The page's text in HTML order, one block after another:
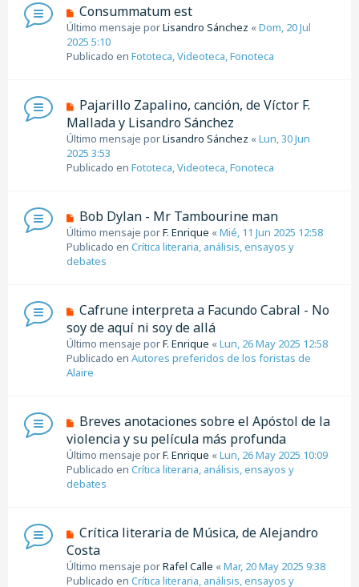
n
s
a
j
N
u
e
v
n
s
a
j
e
Consummatum est
Último mensaje porLisandro Sánchez «Dom, 20 Jul
2025 5:10
Publicado en Fototeca, Videoteca, Fonoteca
N
u
e
v
o
m
a
j
e
Pajarillo Zapalino, canción, de Víctor F.
Mallada y Lisandro Sánchez
Último mensaje porLisandro Sánchez «Lun, 30 Jun
2025 3:53
Publicado en Fototeca, Videoteca, Fonoteca
N
u
e
v
n
s
a
j
e
Bob Dylan - Mr Tambourine man
Último mensaje porF. Enrique «Mié, 11 Jun 2025 12:58
Publicado en Crítica literaria, análisis, ensayos y
debates
N
e
v
o
m
a
j
e
Cafrune interpreta a Facundo Cabral - No
soy de aquí ni soy de allá
Último mensaje porF. Enrique «Lun, 26 May 2025 12:58
Publicado en Autores preferidos de los foristas de
Alaire
N
e
v
o
m
s
a
j
e
Breves anotaciones sobre el Apóstol de la
violencia y su película más profunda
Último mensaje porF. Enrique «Lun, 26 May 2025 10:09
Publicado en Crítica literaria, análisis, ensayos y
debates
N
e
v
Crítica literaria de Música, de Alejandro
Costa
Último mensaje porRafel Calle «Mar, 20 May 2025 9:38
Publicado en Crítica literaria, análisis, ensayos y